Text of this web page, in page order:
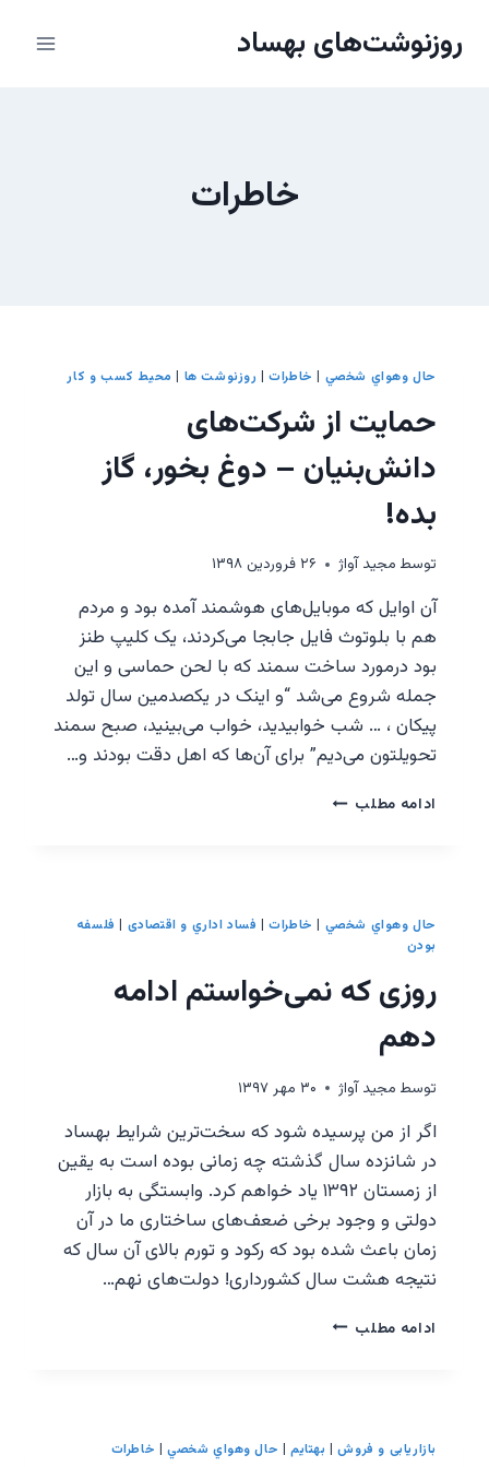
روزنوشت‌های بهساد
خاطرات
حال وهواي شخصي | خاطرات| روزنوشت ها | محیط کسب و کار
حمایت از شرکت‌های
دانش‌بنیان – دوغ بخور، گاز
بده!
توسط مجيد آواژ ۲۶ فروردین ۱۳۹۸
آن اوایل که موبایل‌های هوشمند آمده بود و مردم
هم با بلوتوث فایل جابجا می‌کردند، یک کلیپ طنز
بود درمورد ساخت سمند که با لحن حماسی و این
جمله شروع می‌شد “و اینک در یکصدمین سال تولد
پیکان ، … شب خوابیدید، خواب می‌بینید، صبح سمند
تحویلتون می‌دیم” برای آن‌ها که اهل دقت بودند و…
ادامه مطلبحمایت
دوغ
بخور،
بده!
حال وهواي شخصي خاطرات| فساد اداري و اقتصادی
فلسفه
بودن
روزی که نمی‌خواستم ادامه
دهم
توسط مجيد آواژ ۳۰ مهر ۱۳۹۷
اگر از من پرسیده شود که سخت‌ترین شرایط بهساد
در شانزده سال گذشته چه زمانی بوده است به یقین
از زمستان ۱۳۹۲ یاد خواهم کرد. وابستگی به بازار
دولتی و وجود برخی ضعف‌های ساختاری ما در آن
زمان باعث شده بود که رکود و تورم بالای آن سال که
نتیجه هشت سال کشورداری! دولت‌های نهم…
ادامه مطلبروزی
بازاریابی و فروش| بهتایم| حال وهواي شخصي | خاطرات